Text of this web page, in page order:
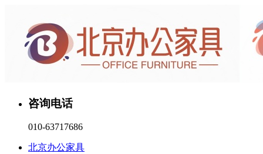
咨询电话
010-63717686
北京办公家具